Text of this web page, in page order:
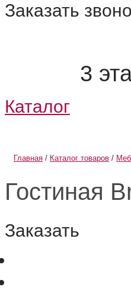
Заказать
3
Каталог
Главная / Каталог товаров /
Гостиная
Заказать